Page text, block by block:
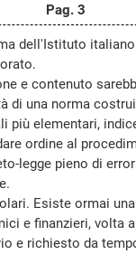
Pag. 3
dell'Istituto
e contenuto
di una norma
elementari,
ordine al
legge pieno di
Esiste ormai
e finanzieri, volta
e richiesto da